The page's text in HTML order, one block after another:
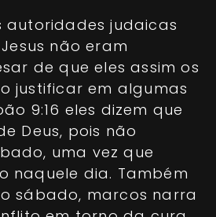
autoridades judaicas
não eram
de que eles assim os
justificar em algumas
9:16 eles dizem que
Deus, pois não
uma vez que
naquele dia. Também
sábado, marcos narra